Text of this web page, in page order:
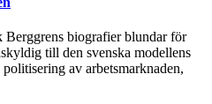
biografier blundar för
till den svenska modellens
av arbetsmarknaden,